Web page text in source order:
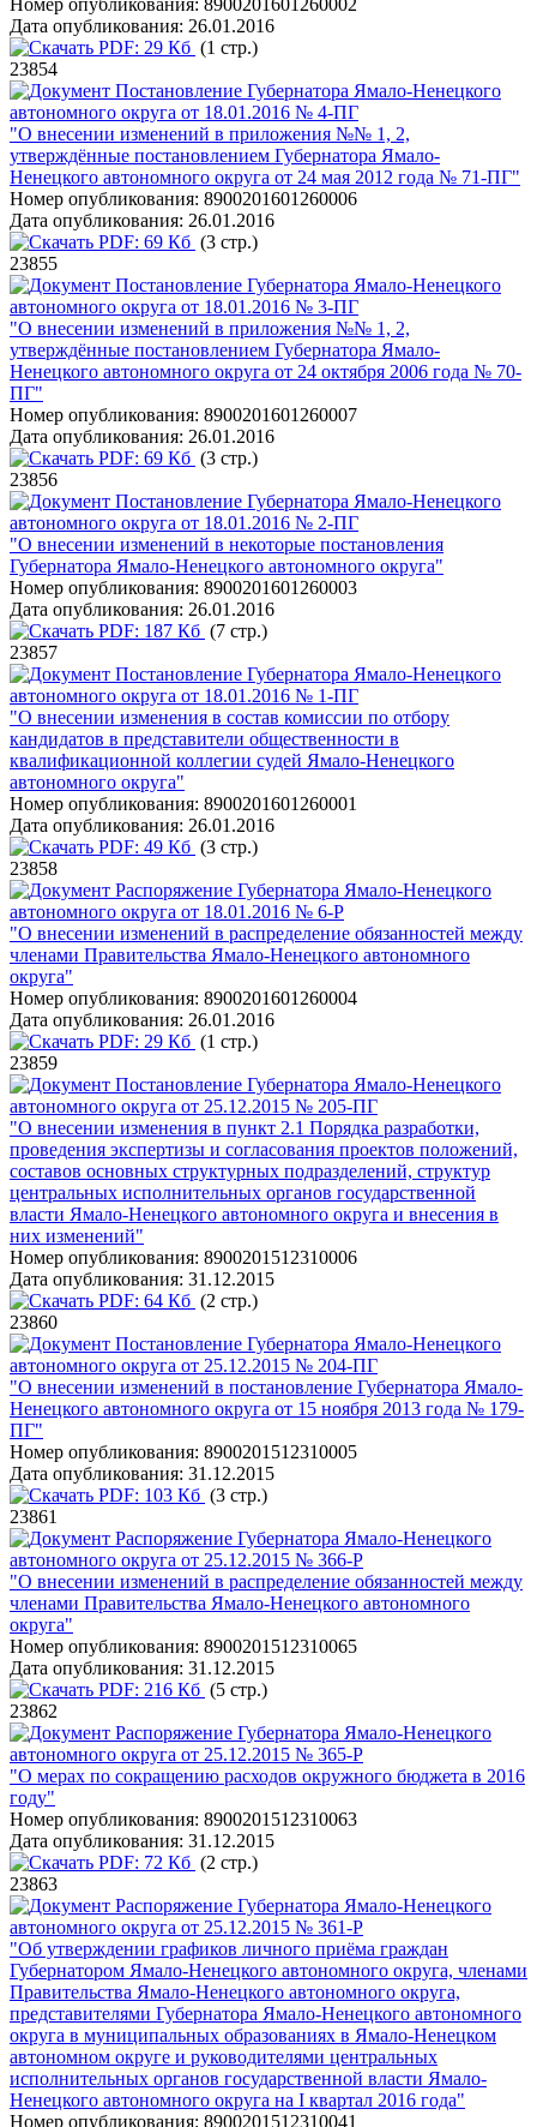
Номер опубликования: 8900201601260002
Дата опубликования: 26.01.2016
PDF: 29 Кб (1 стр.)
23854
Постановление Губернатора Ямало-Ненецкого
автономного округа от 18.01.2016 № 4-ПГ
"О внесении изменений в приложения №№ 1, 2,
утверждённые постановлением Губернатора Ямало-
Ненецкого автономного округа от 24 мая 2012 года № 71-ПГ"
Номер опубликования: 8900201601260006
Дата опубликования: 26.01.2016
PDF: 69 Кб (3 стр.)
23855
Постановление Губернатора Ямало-Ненецкого
автономного округа от 18.01.2016 № 3-ПГ
"О внесении изменений в приложения №№ 1, 2,
утверждённые постановлением Губернатора Ямало-
Ненецкого автономного округа от 24 октября 2006 года № 70-
ПГ"
Номер опубликования: 8900201601260007
Дата опубликования: 26.01.2016
PDF: 69 Кб (3 стр.)
23856
Постановление Губернатора Ямало-Ненецкого
автономного округа от 18.01.2016 № 2-ПГ
"О внесении изменений в некоторые постановления
Губернатора Ямало-Ненецкого автономного округа"
Номер опубликования: 8900201601260003
Дата опубликования: 26.01.2016
PDF: 187 Кб (7 стр.)
23857
Постановление Губернатора Ямало-Ненецкого
автономного округа от 18.01.2016 № 1-ПГ
"О внесении изменения в состав комиссии по отбору
кандидатов в представители общественности в
квалификационной коллегии судей Ямало-Ненецкого
автономного округа"
Номер опубликования: 8900201601260001
Дата опубликования: 26.01.2016
PDF: 49 Кб (3 стр.)
23858
Распоряжение Губернатора Ямало-Ненецкого
автономного округа от 18.01.2016 № 6-Р
"О внесении изменений в распределение обязанностей между
членами Правительства Ямало-Ненецкого автономного
округа"
Номер опубликования: 8900201601260004
Дата опубликования: 26.01.2016
PDF: 29 Кб (1 стр.)
23859
Постановление Губернатора Ямало-Ненецкого
автономного округа от 25.12.2015 № 205-ПГ
"О внесении изменения в пункт 2.1 Порядка разработки,
проведения экспертизы и согласования проектов положений,
составов основных структурных подразделений, структур
центральных исполнительных органов государственной
власти Ямало-Ненецкого автономного округа и внесения в
них изменений"
Номер опубликования: 8900201512310006
Дата опубликования: 31.12.2015
PDF: 64 Кб (2 стр.)
23860
Постановление Губернатора Ямало-Ненецкого
автономного округа от 25.12.2015 № 204-ПГ
"О внесении изменений в постановление Губернатора Ямало-
Ненецкого автономного округа от 15 ноября 2013 года № 179-
ПГ"
Номер опубликования: 8900201512310005
Дата опубликования: 31.12.2015
PDF: 103 Кб (3 стр.)
23861
Распоряжение Губернатора Ямало-Ненецкого
автономного округа от 25.12.2015 № 366-Р
"О внесении изменений в распределение обязанностей между
членами Правительства Ямало-Ненецкого автономного
округа"
Номер опубликования: 8900201512310065
Дата опубликования: 31.12.2015
PDF: 216 Кб (5 стр.)
23862
Распоряжение Губернатора Ямало-Ненецкого
автономного округа от 25.12.2015 № 365-Р
"О мерах по сокращению расходов окружного бюджета в 2016
году"
Номер опубликования: 8900201512310063
Дата опубликования: 31.12.2015
PDF: 72 Кб (2 стр.)
23863
Распоряжение Губернатора Ямало-Ненецкого
автономного округа от 25.12.2015 № 361-Р
"Об утверждении графиков личного приёма граждан
Губернатором Ямало-Ненецкого автономного округа, членами
Правительства Ямало-Ненецкого автономного округа,
представителями Губернатора Ямало-Ненецкого автономного
округа в муниципальных образованиях в Ямало-Ненецком
автономном округе и руководителями центральных
исполнительных органов государственной власти Ямало-
Ненецкого автономного округа на I квартал 2016 года"
Номер опубликования: 8900201512310041